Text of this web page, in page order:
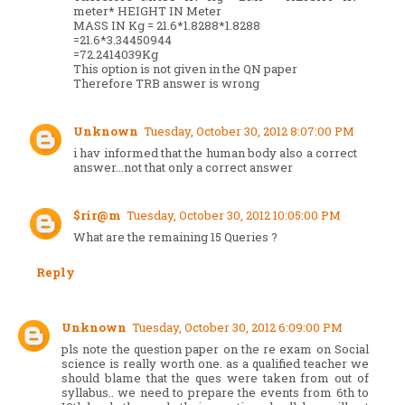
meter* HEIGHT IN Meter
MASS IN Kg = 21.6*1.8288*1.8288
=21.6*3.34450944
=72.2414039Kg
This option is not given in the QN paper
Therefore TRB answer is wrong
Unknown Tuesday, October 30, 2012 8:07:00 PM
i hav informed that the human body also a correct
answer...not that only a correct answer
$rir@m Tuesday, October 30, 2012 10:05:00 PM
What are the remaining 15 Queries ?
Reply
Unknown Tuesday, October 30, 2012 6:09:00 PM
pls note the question paper on the re exam on Social
science is really worth one. as a qualified teacher we
should blame that the ques were taken from out of
syllabus.. we need to prepare the events from 6th to